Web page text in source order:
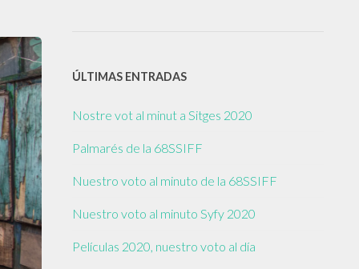
ÚLTIMAS ENTRADAS
Nostre vot al minut a Sitges 2020
Palmarés de la 68SSIFF
Nuestro voto al minuto de la 68SSIFF
Nuestro voto al minuto Syfy 2020
Películas 2020, nuestro voto al día